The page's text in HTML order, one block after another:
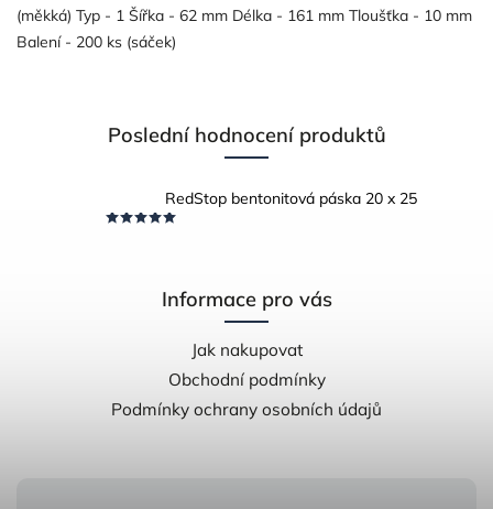
(měkká) Typ - 1 Šířka - 62 mm Délka - 161 mm Tloušťka - 10 mm
Balení - 200 ks (sáček)
Poslední hodnocení produktů
RedStop bentonitová páska 20 x 25
Informace pro vás
Jak nakupovat
Obchodní podmínky
Podmínky ochrany osobních údajů